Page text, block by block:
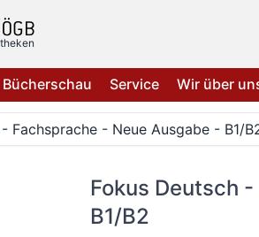
Bücherschau Service Wir über
Fachsprache - Neue Ausgabe - B1/
Fokus Deutsch
B1/B2